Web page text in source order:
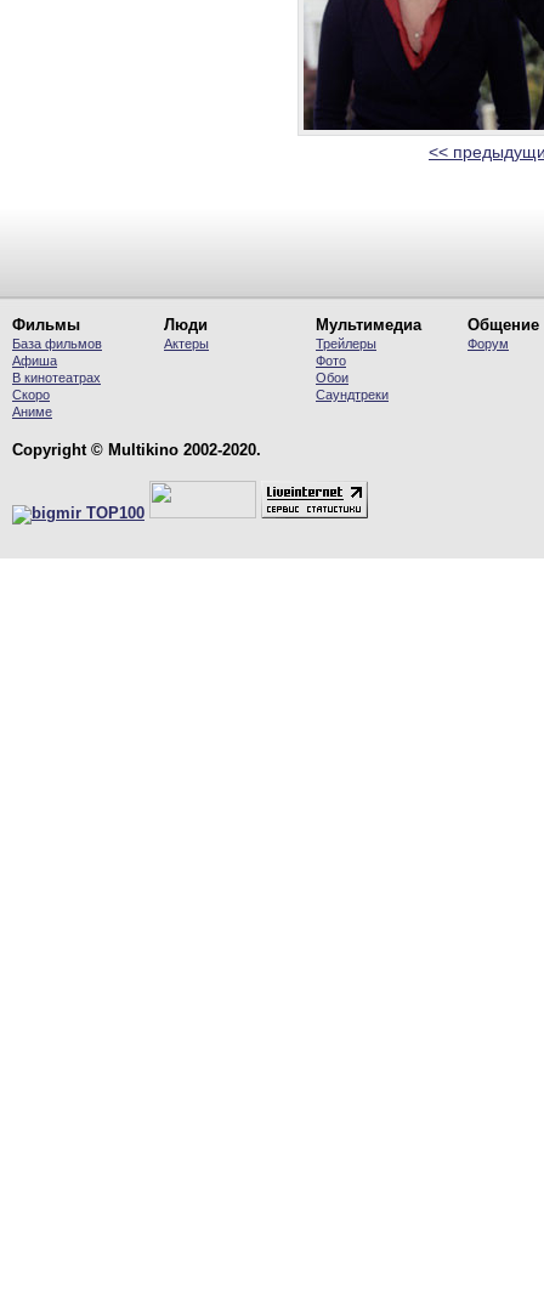
<<
Фильмы
База фильмов
Афиша
В кинотеатрах
Скоро
Аниме
Люди
Актеры
Мультимедиа
Трейлеры
Фото
Обои
Саундтреки
Общение
Форум
Copyright © Multikino 2002-2020.